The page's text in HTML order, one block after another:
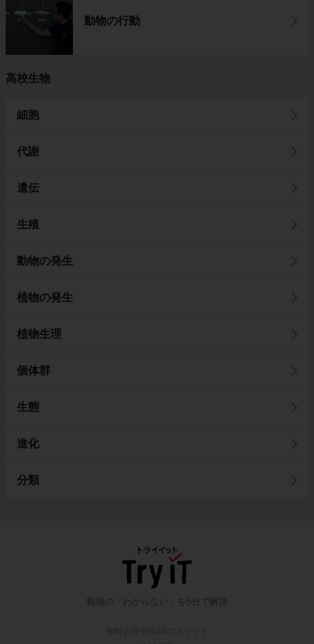
動物の行動
高校生物
細胞
代謝
遺伝
生殖
動物の発生
植物の発生
植物生理
個体群
生態
進化
分類
勉強の「わからない」を5分で解決